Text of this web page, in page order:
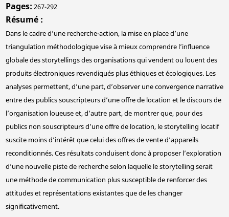
Pages 267-292
Résumé
Dans le cadre d’une recherche-action, la mise en place d’une
triangulation méthodologique vise à mieux comprendre l’influence
globale des storytellings des organisations qui vendent ou louent des
produits électroniques revendiqués plus éthiques et écologiques. Les
analyses permettent, d’une part, d’observer une convergence narrative
entre des publics souscripteurs d’une offre de location et le discours de
l’organisation loueuse et, d’autre part, de montrer que, pour des
publics non souscripteurs d’une offre de location, le storytelling locatif
suscite moins d’intérêt que celui des offres de vente d’appareils
reconditionnés. Ces résultats conduisent donc à proposer l’exploration
d’une nouvelle piste de recherche selon laquelle le storytelling serait
une méthode de communication plus susceptible de renforcer des
attitudes et représentations existantes que de les changer
significativement.